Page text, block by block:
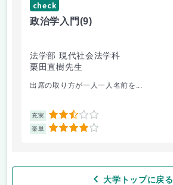
check
政治学入門(9)
法学部 現代社会法学科
栗田直樹先生
出席の取り方が一人一人名前を...
充実 2.5
楽単 4
大学トップに戻る